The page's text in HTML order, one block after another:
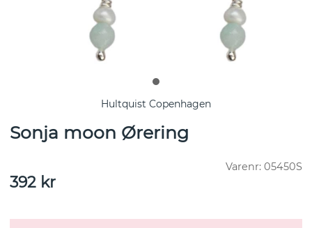
Hultquist Copenhagen
Sonja moon Ørering
Varenr: 05450S
392 kr